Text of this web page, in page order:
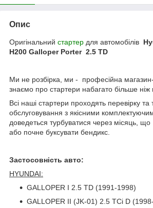
Опис
Оригінальний стартер для автомобілів
H200 Galloper Porter 2.5 TD
Ми не розбірка, ми - професійна
знаємо про стартери набагато більше ніж
Всі наші стартери проходять перевірку та
обслуговування з якісними
доведеться турбуватися через місяць, що
або почне буксувати бендикс.
Застосовність авто:
HYUNDAI:
GALLOPER I 2.5 TD (1991-1998)
GALLOPER II (JK-01) 2.5 TCi D